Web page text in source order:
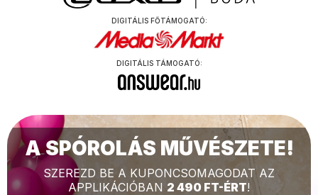
PROGRAMOK
GYAKRAN ISMÉTELT KÉRDÉSEK
MAGAZIN ELŐFIZETÉS
SEGÍTHETÜNK? -> APP@JOY.HU
ADATAIM
KIJELENTKEZÉS
DIGITÁLIS FŐTÁMOGATÓ:
DIGITÁLIS TÁMOGATÓ:
A SPÓROLÁS MŰVÉSZETE!
SZEREZD BE A KUPONCSOMAGODAT AZ
APPLIKÁCIÓBAN 2 490 FT-ÉRT!